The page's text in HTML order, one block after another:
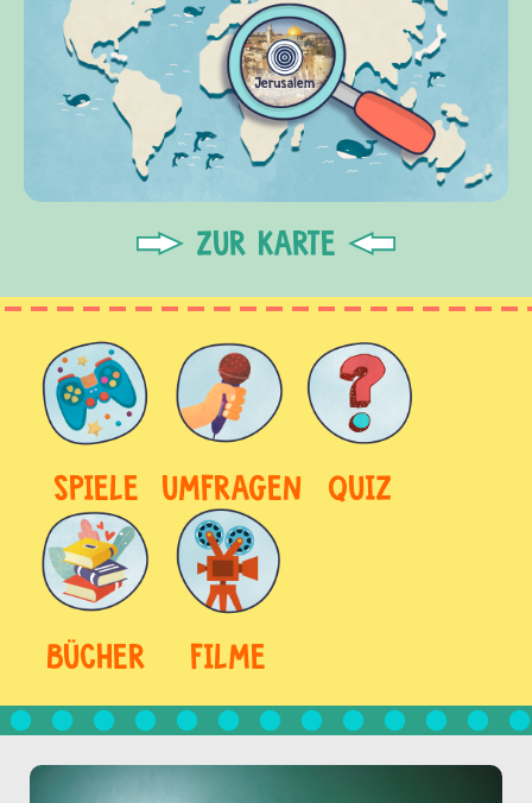
ZUR KARTE
SPIELE UMFRAGEN QUIZ
BÜCHER FILME